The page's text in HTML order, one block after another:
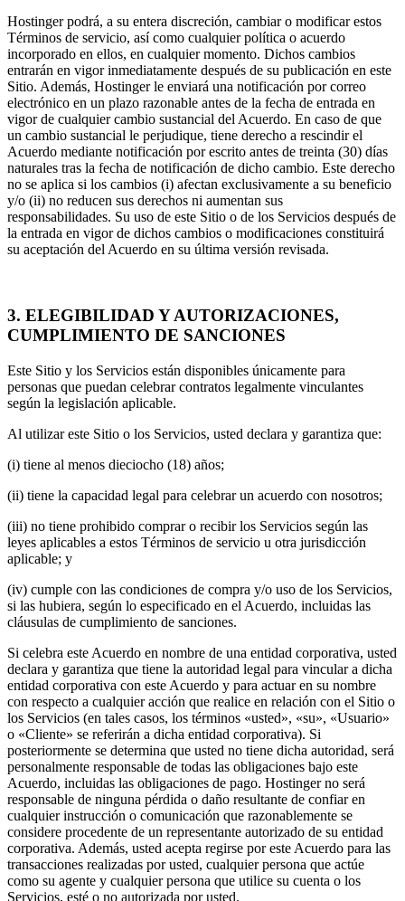
Hostinger podrá, a su entera discreción, cambiar o modificar estos
Términos de servicio, así como cualquier política o acuerdo
incorporado en ellos, en cualquier momento. Dichos cambios
entrarán en vigor inmediatamente después de su publicación en este
Sitio. Además, Hostinger le enviará una notificación por correo
electrónico en un plazo razonable antes de la fecha de entrada en
vigor de cualquier cambio sustancial del Acuerdo. En caso de que
un cambio sustancial le perjudique, tiene derecho a rescindir el
Acuerdo mediante notificación por escrito antes de treinta (30) días
naturales tras la fecha de notificación de dicho cambio. Este derecho
no se aplica si los cambios (i) afectan exclusivamente a su beneficio
y/o (ii) no reducen sus derechos ni aumentan sus
responsabilidades. Su uso de este Sitio o de los Servicios después de
la entrada en vigor de dichos cambios o modificaciones constituirá
su aceptación del Acuerdo en su última versión revisada.
3. ELEGIBILIDAD Y AUTORIZACIONES,
CUMPLIMIENTO DE SANCIONES
Este Sitio y los Servicios están disponibles únicamente para
personas que puedan celebrar contratos legalmente vinculantes
según la legislación aplicable.
Al utilizar este Sitio o los Servicios, usted declara y garantiza que:
(i) tiene al menos dieciocho (18) años;
(ii) tiene la capacidad legal para celebrar un acuerdo con nosotros;
(iii) no tiene prohibido comprar o recibir los Servicios según las
leyes aplicables a estos Términos de servicio u otra jurisdicción
aplicable; y
(iv) cumple con las condiciones de compra y/o uso de los Servicios,
si las hubiera, según lo especificado en el Acuerdo, incluidas las
cláusulas de cumplimiento de sanciones.
Si celebra este Acuerdo en nombre de una entidad corporativa, usted
declara y garantiza que tiene la autoridad legal para vincular a dicha
entidad corporativa con este Acuerdo y para actuar en su nombre
con respecto a cualquier acción que realice en relación con el Sitio o
los Servicios (en tales casos, los términos «usted», «su», «Usuario»
o «Cliente» se referirán a dicha entidad corporativa). Si
posteriormente se determina que usted no tiene dicha autoridad, será
personalmente responsable de todas las obligaciones bajo este
Acuerdo, incluidas las obligaciones de pago. Hostinger no será
responsable de ninguna pérdida o daño resultante de confiar en
cualquier instrucción o comunicación que razonablemente se
considere procedente de un representante autorizado de su entidad
corporativa. Además, usted acepta regirse por este Acuerdo para las
transacciones realizadas por usted, cualquier persona que actúe
como su agente y cualquier persona que utilice su cuenta o los
Servicios, esté o no autorizada por usted.